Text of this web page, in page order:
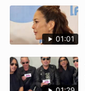
01:01